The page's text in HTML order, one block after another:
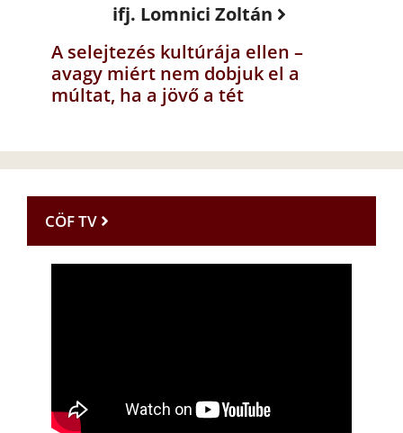
ifj. Lomnici Zoltán
A selejtezés kultúrája ellen –
avagy miért nem dobjuk el a
múltat, ha a jövő a tét
CÖF TV